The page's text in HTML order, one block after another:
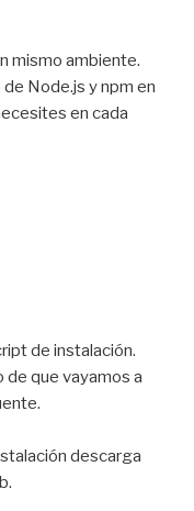
mismo ambiente.
Node.js y npm en
en cada
de instalación.
de que vayamos a
descarga